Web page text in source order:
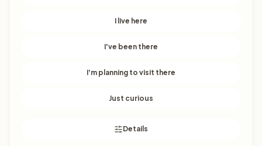
I live here
I've been there
I'm planning to visit there
Just curious
Details